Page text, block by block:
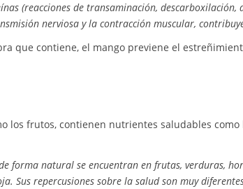
(reacciones de transaminación, descarboxilación,
nerviosa y la contracción muscular,
que contiene, el mango previene el
los frutos, contienen nutrientes saludables
forma natural se encuentran en frutas, verduras,
Sus repercusiones sobre la salud son muy